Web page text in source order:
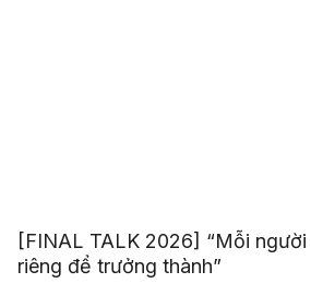
[FINAL TALK 2026] “Mỗi
riêng để trưởng thành”